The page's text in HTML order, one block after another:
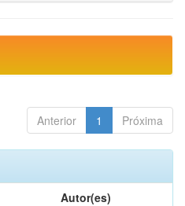
Anterior 1 Próxima
Autor(es)